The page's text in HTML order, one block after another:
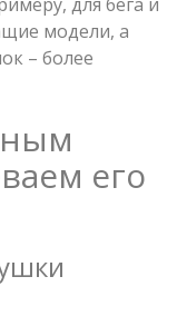
модели, а
– более
его